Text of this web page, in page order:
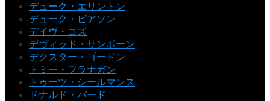
デューク・エリントン
デューク・ピアソン
デイヴ・コズ
デヴィッド・サンボーン
デクスター・ゴードン
トミー・フラナガン
トゥーツ・シールマンス
ドナルド・バード